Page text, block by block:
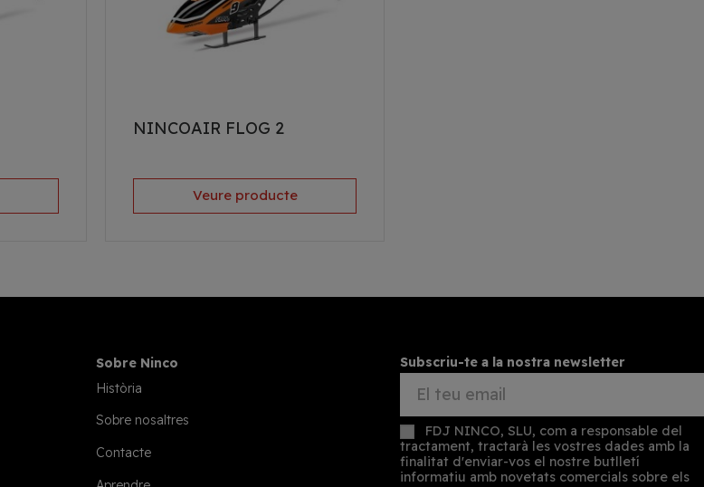
NINCOAIR FLOG 2
Veure producte
Sobre Ninco
Història
Sobre nosaltres
Contacte
Subscriu-te a la nostra newsletter
FDJ NINCO, SLU, com a responsable del
tractament, tractarà les vostres dades amb la
finalitat d'enviar-vos el nostre butlletí
informatiu amb novetats comercials sobre els